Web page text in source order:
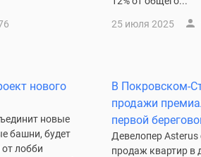
25 июля 2025
нового
новые
башни, будет
лобби
В Покровском-
продажи
первой
Девелопер
продаж квартир в